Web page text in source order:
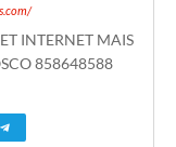
INTERNET MAIS
858648588